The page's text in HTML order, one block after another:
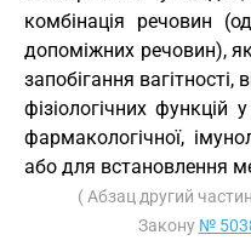
комбінація речовин
допоміжних речовин),
запобігання вагітності,
фізіологічних
фармакологічної,
або для встановлення
( Абзац другий
Закону №